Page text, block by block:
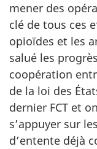
mener des
clé de tous ces
opioïdes et les
salué les
coopération
de la loi des
dernier FCT et
s’appuyer sur
d’entente déjà